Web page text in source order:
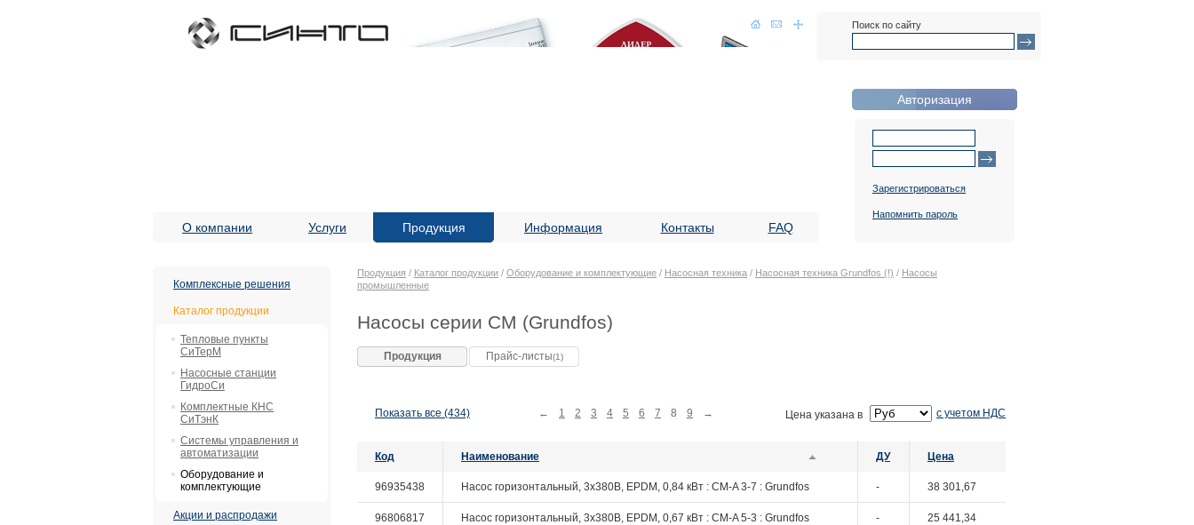
Поиск по сайту
О компании Услуги Продукция Информация Контакты FAQ
Авторизация
Зарегистрироваться
Напомнить пароль
Комплексные решения
Каталог продукции
Тепловые пункты
СиТерМ
Насосные станции
ГидроСи
Комплектные КНС
СиТэнК
Системы управления и
автоматизации
Оборудование и
комплектующие
Акции и распродажи
Продукция / Каталог продукции / Оборудование и комплектующие / Насосная техника / Насосная техника Grundfos (!) / Насосы
промышленные
Насосы серии CM (Grundfos)
Продукция Прайс-листы(1)
Показать все (434) с учетом НДС
Цена указана в
← 1 2 3 4 5 6 7 8 9 →
Код Наименование ДУ Цена
96935438 Насос горизонтальный, 3х380В, EPDM, 0,84 кВт : CM-A 3-7 : Grundfos - 38 301,67
96806817 Насос горизонтальный, 3х380В, EPDM, 0,67 кВт : CM-A 5-3 : Grundfos - 25 441,34